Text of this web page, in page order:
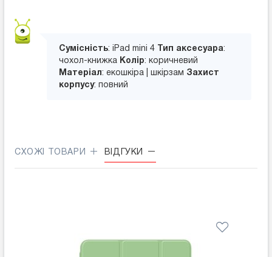
Сумісність: iPad mini 4 Тип аксесуара:
чохол-книжка Колір: коричневий
Матеріал: екошкіра | шкірзам Захист
корпусу: повний
СХОЖІ ТОВАРИ ВІДГУКИ